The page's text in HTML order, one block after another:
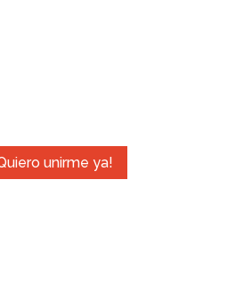
unirme ya!